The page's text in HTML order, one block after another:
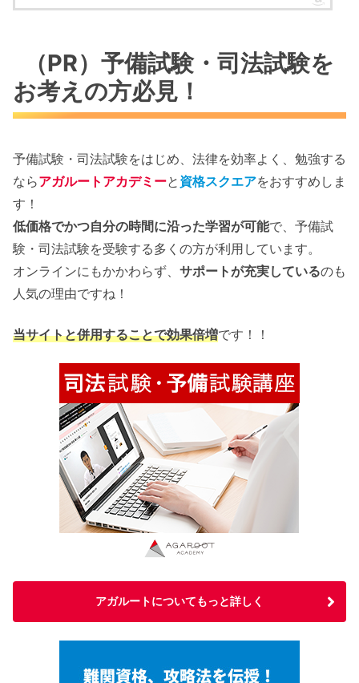
（PR）予備試験・司法試験を
お考えの方必見！
予備試験・司法試験をはじめ、法律を効率よく、勉強する
ならアガルートアカデミーと 資格スクエアをおすすめしま
す！
低価格でかつ自分の時間に沿った学習が可能で、予備試
験・司法試験を受験する多くの方が利用しています。
オンラインにもかかわらず、 サポートが充実しているのも
人気の理由ですね！
当サイトと併用することで効果倍増です！！
アガルートについてもっと詳しく